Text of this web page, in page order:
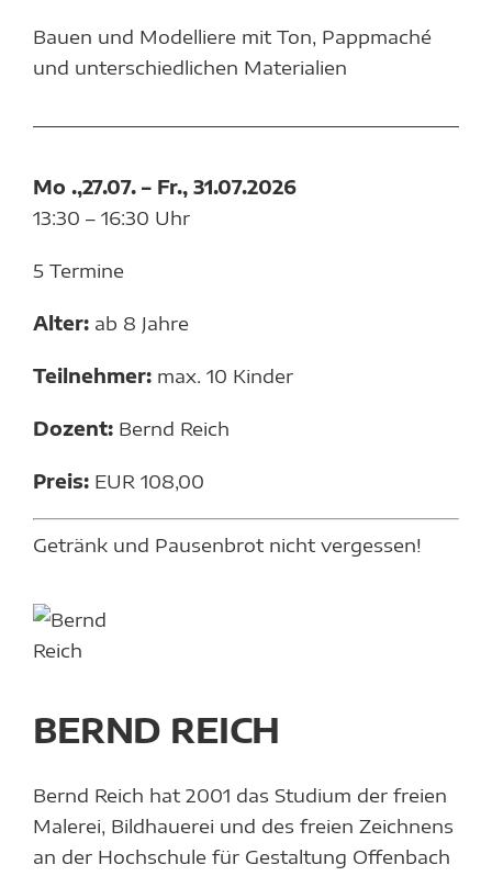
Bauen und Modelliere mit Ton, Pappmaché
und unterschiedlichen Materialien
Mo .,27.07. – Fr., 31.07.2026
13:30 – 16:30 Uhr
5 Termine
Alter:ab 8 Jahre
Teilnehmer:max. 10 Kinder
Dozent:Bernd Reich
Preis:EUR 108,00
Getränk und Pausenbrot nicht vergessen!
BERND REICH
Bernd Reich hat 2001 das Studium der freien
Malerei, Bildhauerei und des freien Zeichnens
an der Hochschule für Gestaltung Offenbach